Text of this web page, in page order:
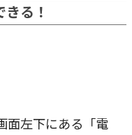
る！
左下にある「電